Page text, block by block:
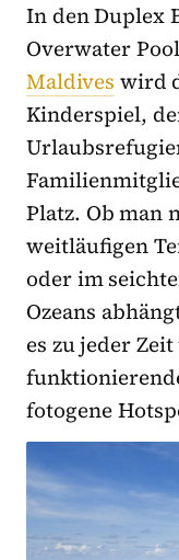
In den Duplex
Overwater
Maldives wird
Kinderspiel,
Platz. Ob man
weitläufigen
oder im
Ozeans
es zu jeder
fotogene